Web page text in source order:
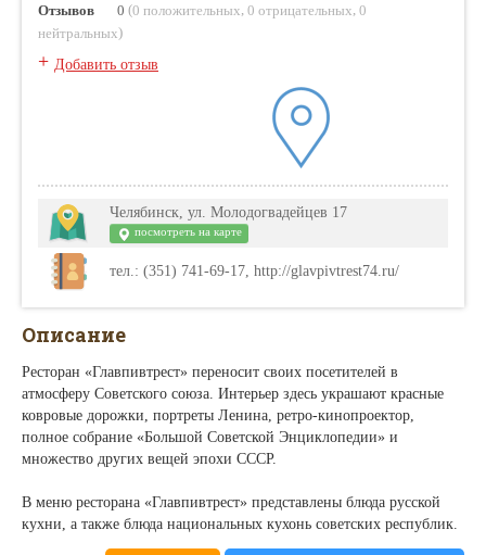
Отзывов
0 (0 положительных, 0 отрицательных, 0
нейтральных)
+ Добавить отзыв
Челябинск, ул. Молодогвадейцев 17
посмотреть на карте
тел.: (351) 741-69-17, http://glavpivtrest74.ru/
Описание
Ресторан «Главпивтрест» переносит своих посетителей в
атмосферу Советского союза. Интерьер здесь украшают красные
ковровые дорожки, портреты Ленина, ретро-кинопроектор,
полное собрание «Большой Советской Энциклопедии» и
множество других вещей эпохи СССР.
В меню ресторана «Главпивтрест» представлены блюда русской
кухни, а также блюда национальных кухонь советских республик.